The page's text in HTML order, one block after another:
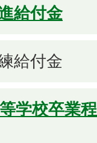
給付金
給付金
学校卒業